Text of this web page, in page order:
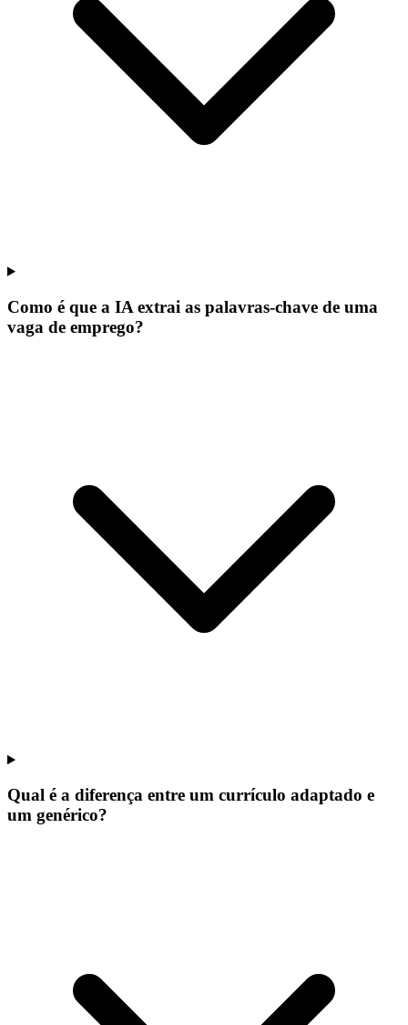
Como é que a IA extrai as palavras-chave de uma
vaga de emprego?
Qual é a diferença entre um currículo adaptado e
um genérico?